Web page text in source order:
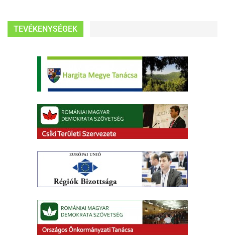
TEVÉKENYSÉGEK